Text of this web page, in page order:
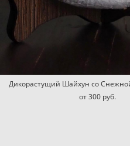
Дикорастущий Шайхун со
от 300 pуб.